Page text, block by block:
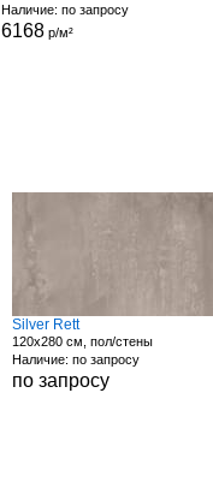
Наличие: по запросу
6168 р/м²
Silver Rett
120x280 см, пол/стены
Наличие: по запросу
по запросу